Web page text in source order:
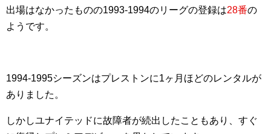
出場はなかったものの1993-1994のリーグの登録は28番の
ようです。
1994-1995シーズンはプレストンに1ヶ月ほどのレンタルが
ありました。
しかしユナイテッドに故障者が続出したこともあり、すぐ